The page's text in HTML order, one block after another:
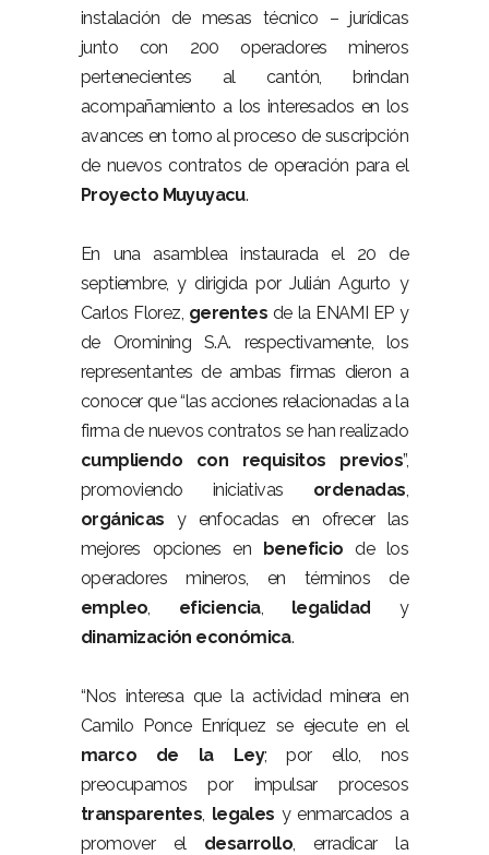
instalación de mesas técnico – jurídicas
junto con 200 operadores mineros
pertenecientes al cantón, brindan
acompañamiento a los interesados en los
avances en torno al proceso de suscripción
de nuevos contratos de operación para el
Proyecto Muyuyacu.
En una asamblea instaurada el 20 de
septiembre, y dirigida por Julián Agurto y
Carlos Florez, gerentes de la ENAMI EP y
de Oromining S.A. respectivamente, los
representantes de ambas firmas dieron a
conocer que “las acciones relacionadas a la
firma de nuevos contratos se han realizado
cumpliendo con requisitos previos”,
promoviendo iniciativas ordenadas,
orgánicas y enfocadas en ofrecer las
mejores opciones en beneficio de los
operadores mineros, en términos de
empleo, eficiencia, legalidad y
dinamización económica.
“Nos interesa que la actividad minera en
Camilo Ponce Enríquez se ejecute en el
marco de la Ley; por ello, nos
preocupamos por impulsar procesos
transparentes, legales y enmarcados a
promover el desarrollo, erradicar la